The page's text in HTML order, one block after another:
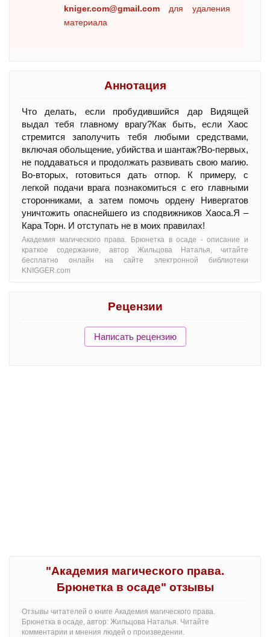
kniger.com@gmail.com для удаления
материала
Аннотация
Что делать, если пробудившийся дар Видящей
выдал тебя главному врагу?Как быть, если Хаос
стремится заполучить тебя любыми средствами,
включая обольщение, убийства и шантаж?Во-первых,
не поддаваться и продолжать развивать свою магию.
Во-вторых, готовиться дать отпор. К примеру, с
легкой подачи врага познакомиться с его главными
сторонниками, а затем помочь ордену Нивергатов
уничтожить опаснейшего из сподвижников Хаоса.Я –
Кара Торн. И отступать не в моих правилах!
Академия магического права. Брюнетка в осаде - oписание и
краткое содержание, автор Жильцова Наталья, читайте
бесплатно онлайн на сайте электронной библиотеки
KNIGGER.com
Рецензии
Написать рецензию
"Академия магического права.
Брюнетка в осаде" отзывы
Отзывы читателей о книге Академия магического права.
Брюнетка в осаде, автор: Жильцова Наталья. Читайте
комментарии и мнения людей о произведении.